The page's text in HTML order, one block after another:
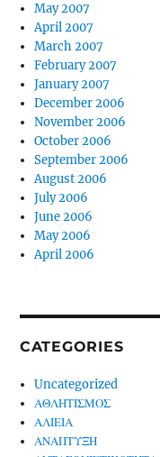
May 2007
April 2007
March 2007
February 2007
January 2007
December 2006
November 2006
October 2006
September 2006
August 2006
July 2006
June 2006
May 2006
April 2006
CATEGORIES
Uncategorized
ΑΘΛΗΤΙΣΜΟΣ
ΑΛΙΕΙΑ
ΑΝΑΠΤΥΞΗ